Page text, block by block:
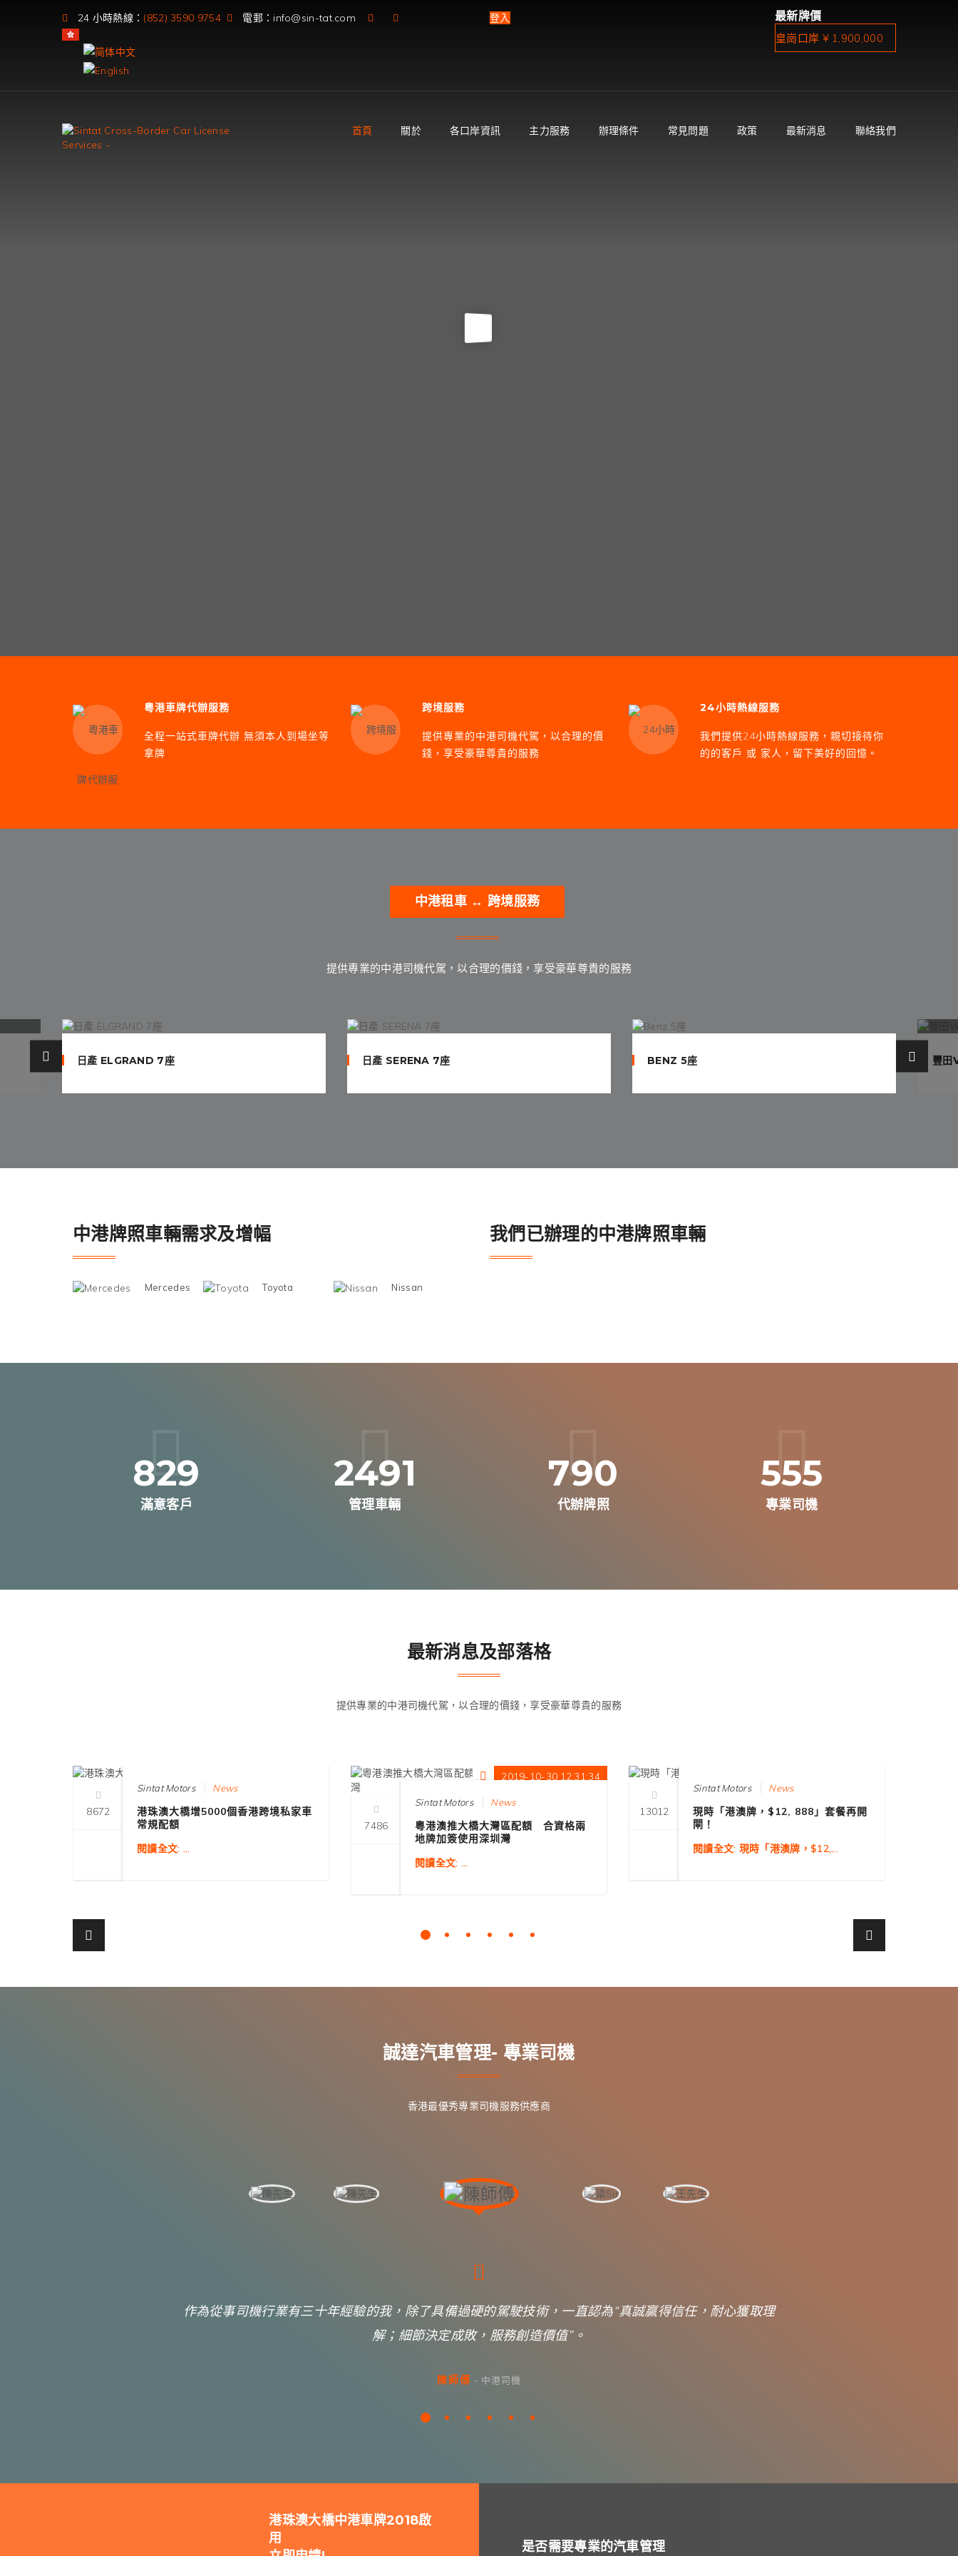
24 小時熱線： (852) 3590 9754 電郵：info@sin-tat.com 登入 最新牌價
皇崗口岸 ¥ 1,900,000
蓮塘口岸 ¥ 1,400,000
首頁 關於 各口岸資訊 主力服務 辦理條件 常見問題 政策 最新消息 聯絡我們
粵港車牌代辦服務
全程一站式車牌代辦 無須本人到場坐等
拿牌
跨境服務
提供專業的中港司機代駕，以合理的價
錢，享受豪華尊貴的服務
24小時熱線服務
我們提供24小時熱線服務，親切接待你
的的客戶 或 家人，留下美好的回憶。
中港租車 ↔ 跨境服務
提供專業的中港司機代駕，以合理的價錢，享受豪華尊貴的服務
日產 ELGRAND 7座 日產 SERENA 7座 BENZ 5座 豐田
中港牌照車輛需求及增幅
Mercedes Toyota Nissan
我們已辦理的中港牌照車輛
829
滿意客戶
2491
管理車輛
790
代辦牌照
555
專業司機
最新消息及部落格
提供專業的中港司機代駕，以合理的價錢，享受豪華尊貴的服務
8672
Sintat Motors News
港珠澳大橋增5000個香港跨境私家車
常規配額
閱讀全文: ...
2019-10-30 12:31:34
7486
Sintat Motors News
粵港澳推大橋大灣區配額 合資格兩
地牌加簽使用深圳灣
閱讀全文: ...
13012
Sintat Motors News
現時「港澳牌，$12, 888」套餐再開
閘！
閱讀全文: 現時「港澳牌，$12,...
誠達汽車管理- 專業司機
香港最優秀專業司機服務供應商
作為從事司機行業有三十年經驗的我，除了具備過硬的駕駛技術，一直認為“真誠贏得信任，耐心獲取理
解；細節決定成敗，服務創造價值”。
陳師傅 - 中港司機
港珠澳大橋中港車牌2018啟
用
是否需要專業的汽車管理